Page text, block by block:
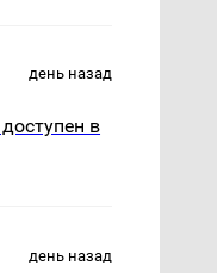
день назад
в
день назад